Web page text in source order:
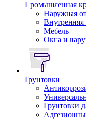
Промышленная
Наружная
Внутренняя
Мебель
Окна и
Грунтовки
Грунтовки